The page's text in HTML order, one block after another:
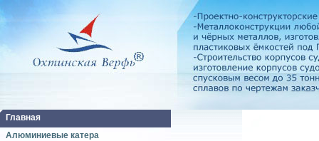
Главная
Алюминиевые катера